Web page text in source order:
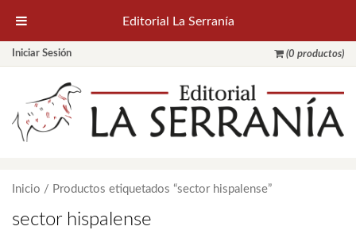
Iniciar Sesión (0 productos)
Inicio / Productos etiquetados “sector hispalense”
sector hispalense
Editorial La Serranía